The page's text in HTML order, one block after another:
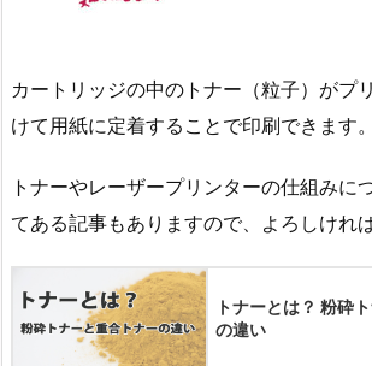
カートリッジの中のトナー（粒子）がプ
けて用紙に定着することで印刷できます。
トナーやレーザープリンターの仕組みに
てある記事もありますので、よろしけれ
トナーとは？ 粉砕
の違い